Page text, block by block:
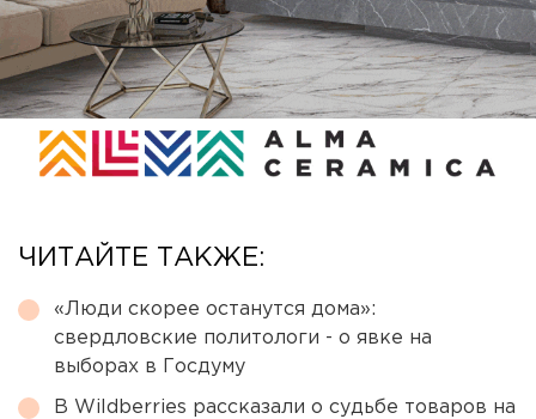
ЧИТАЙТЕ ТАКЖЕ:
«Люди скорее останутся дома»:
свердловские политологи - о явке на
выборах в Госдуму
В Wildberries рассказали о судьбе товаров на